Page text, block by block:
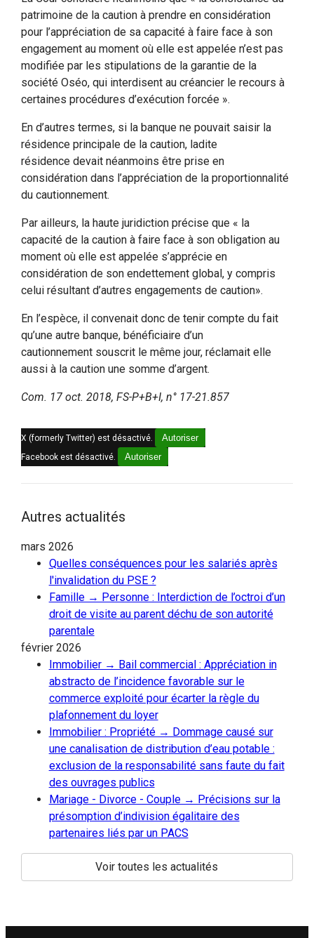
patrimoine de la caution à prendre en considération
pour l’appréciation de sa capacité à faire face à son
engagement au moment où elle est appelée n’est pas
modifiée par les stipulations de la garantie de la
société Oséo, qui interdisent au créancier le recours à
certaines procédures d’exécution forcée ».
En d’autres termes, si la banque ne pouvait saisir la
résidence principale de la caution, ladite
résidence devait néanmoins être prise en
considération dans l’appréciation de la proportionnalité
du cautionnement.
Par ailleurs, la haute juridiction précise que « la
capacité de la caution à faire face à son obligation au
moment où elle est appelée s’apprécie en
considération de son endettement global, y compris
celui résultant d’autres engagements de caution».
En l’espèce, il convenait donc de tenir compte du fait
qu’une autre banque, bénéficiaire d’un
cautionnement souscrit le même jour, réclamait elle
aussi à la caution une somme d’argent.
Com. 17 oct. 2018, FS-P+B+I, n° 17-21.857
X (formerly Twitter) est désactivé. Autoriser
Facebook est désactivé. Autoriser
Autres actualités
mars 2026
Quelles conséquences pour les salariés après
l'invalidation du PSE ?
Famille → Personne : Interdiction de l’octroi d’un
droit de visite au parent déchu de son autorité
parentale
février 2026
Immobilier → Bail commercial : Appréciation in
abstracto de l’incidence favorable sur le
commerce exploité pour écarter la règle du
plafonnement du loyer
Immobilier : Propriété → Dommage causé sur
une canalisation de distribution d’eau potable :
exclusion de la responsabilité sans faute du fait
des ouvrages publics
Mariage - Divorce - Couple → Précisions sur la
présomption d’indivision égalitaire des
partenaires liés par un PACS
Voir toutes les actualités